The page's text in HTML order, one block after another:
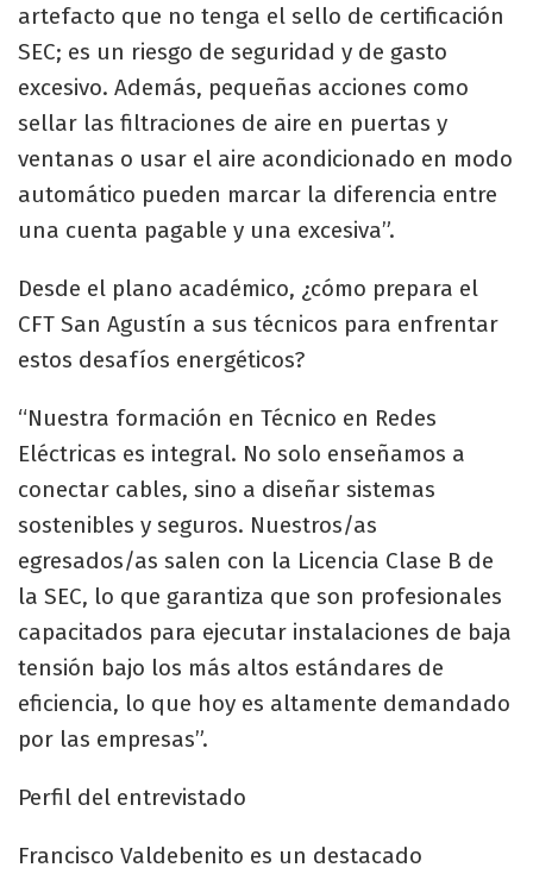
artefacto que no tenga el sello de certificación
SEC; es un riesgo de seguridad y de gasto
excesivo. Además, pequeñas acciones como
sellar las filtraciones de aire en puertas y
ventanas o usar el aire acondicionado en modo
automático pueden marcar la diferencia entre
una cuenta pagable y una excesiva”.
Desde el plano académico, ¿cómo prepara el
CFT San Agustín a sus técnicos para enfrentar
estos desafíos energéticos?
“Nuestra formación en Técnico en Redes
Eléctricas es integral. No solo enseñamos a
conectar cables, sino a diseñar sistemas
sostenibles y seguros. Nuestros/as
egresados/as salen con la Licencia Clase B de
la SEC, lo que garantiza que son profesionales
capacitados para ejecutar instalaciones de baja
tensión bajo los más altos estándares de
eficiencia, lo que hoy es altamente demandado
por las empresas”.
Perfil del entrevistado
Francisco Valdebenito es un destacado